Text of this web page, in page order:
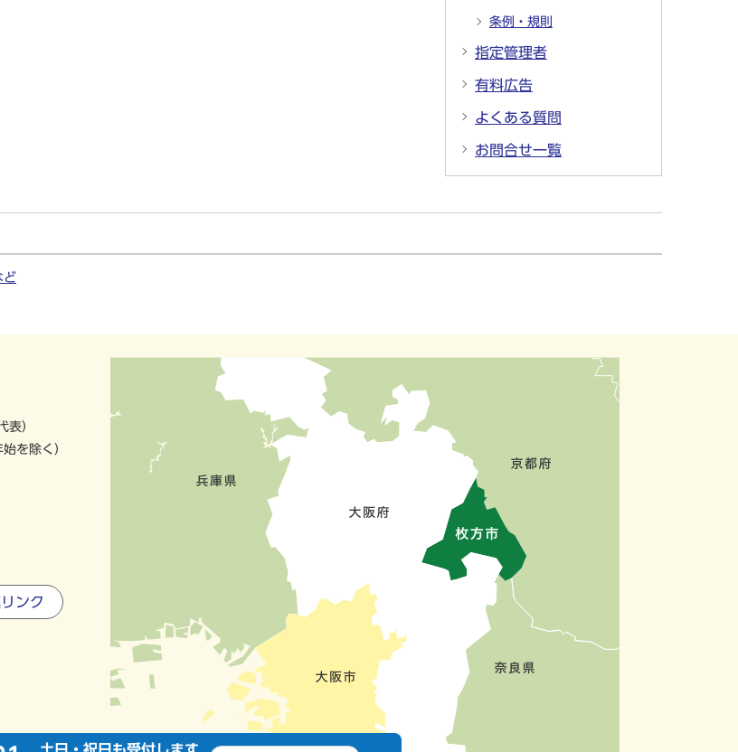
条例・規則
指定管理者
有料広告
よくある質問
お問合せ一覧
ど
）
を除く）
ンク